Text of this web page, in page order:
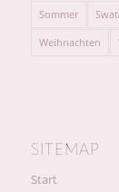
Sommer
Weihnachten
SITEMAP
Start